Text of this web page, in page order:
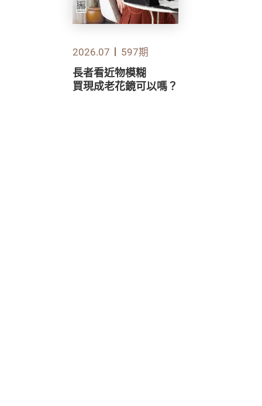
2026.07 597期
長者看近物模糊
買現成老花鏡可以嗎？